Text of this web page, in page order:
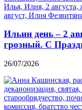
Ильин день – 2
грозный. С
26/07/2026